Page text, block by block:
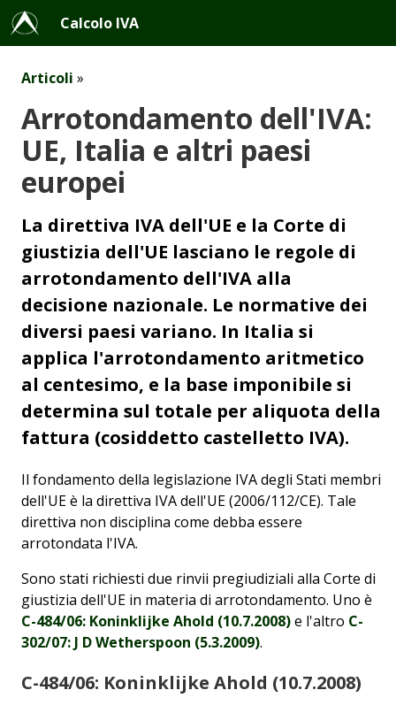
Calcolo IVA
Articoli »
Arrotondamento dell'IVA:
UE, Italia e altri paesi
europei
La direttiva IVA dell'UE e la Corte di
giustizia dell'UE lasciano le regole di
arrotondamento dell'IVA alla
decisione nazionale. Le normative dei
diversi paesi variano. In Italia si
applica l'arrotondamento aritmetico
al centesimo, e la base imponibile si
determina sul totale per aliquota della
fattura (cosiddetto castelletto IVA).
Il fondamento della legislazione IVA degli Stati membri
dell'UE è la direttiva IVA dell'UE (2006/112/CE). Tale
direttiva non disciplina come debba essere
arrotondata l'IVA.
Sono stati richiesti due rinvii pregiudiziali alla Corte di
giustizia dell'UE in materia di arrotondamento. Uno è
C-484/06: Koninklijke Ahold (10.7.2008)e l'altro C-
302/07: J D Wetherspoon (5.3.2009).
C-484/06: Koninklijke Ahold (10.7.2008)